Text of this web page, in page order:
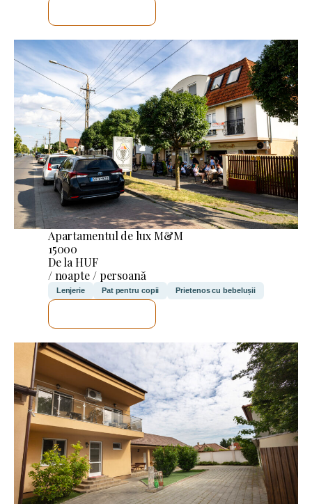
Apartamentul de lux M&M
15000
De la HUF
/ noapte / persoană
Lenjerie Pat pentru copii Prietenos cu bebelușii